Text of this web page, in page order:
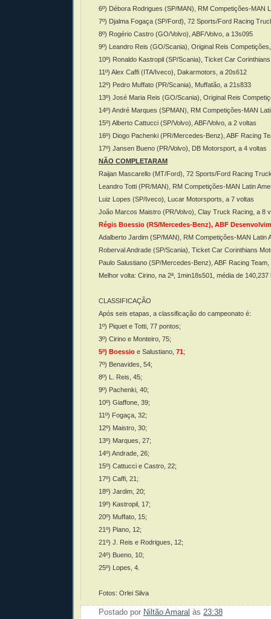
6º) Débora Rodrigues (SP/MAN), RM Competições-MAN
7º) Djalma Fogaça (SP/Ford), 72 Sports/Ford Racing
8º) Rogério Castro (GO/Volvo), ABF/Volvo, a 13s095
9º) Leandro Reis (GO/Scania), Original Reis
10º) Ronaldo Kastropil (SP/Scania), Ticket Car
11º) Alex Caffi (ITA/Iveco), Dakarmotors, a 20s612
12º) Pedro Muffato (PR/Scania), Muffatão, a 21s833
13º) José Maria Reis (GO/Scania), Original Reis
14º) André Marques (SPMAN), RM Competições-MAN
15º) Alberto Cattucci (SP/Volvo), ABF/Volvo, a 2 voltas
16º) Diogo Pachenki (PR/Mercedes-Benz), ABF Racing
17º) Jansen Bueno (PR/Volvo), DB Motorsport, a 4 voltas
NÃO COMPLETARAM
Raijan Mascarello (MT/Ford), 72 Sports/Ford Racing
Leandro Totti (PR/MAN), RM Competições-MAN Latin
Luiz Lopes (SP/Iveco), Lucar Motorsports, a 7 voltas
João Marcos Maistro (PR/Volvo), Clay Truck Racing, a 8
Régis Boessio (RS/Mercedes-Benz), ABF
Adalberto Jardim (SP/MAN), RM Competições-MAN Latin
Roberval Andrade (SP/Scania), Ticket Car Corinthians
Paulo Salustiano (SP/Mercedes-Benz), ABF Racing
Melhor volta: Cirino, na 2ª, 1min18s501, média de 140,237
CLASSIFICAÇÃO
Após seis etapas, a classificação do campeonato é:
1º) Piquet e Totti, 77 pontos;
3º) Cirino e Monteiro, 75;
5º) Boessio e Salustiano, 71;
7º) Benavides, 54;
8º) L. Reis, 45;
9º) Pachenki, 40;
10º) Giaffone, 39;
11º) Fogaça, 32;
12º) Maistro, 30;
13º) Marques, 27;
14º) Andrade, 26;
15º) Cattucci e Castro, 22;
17º) Caffi, 21;
18º) Jardim, 20;
19º) Kastropil, 17;
20º) Muffato, 15;
21º) Piano, 12;
21º) J. Reis e Rodrigues, 12;
24º) Bueno, 10;
25º) Lopes, 4.
Fotos: Orlei Silva
Postado por Niltão Amaral às 23:38